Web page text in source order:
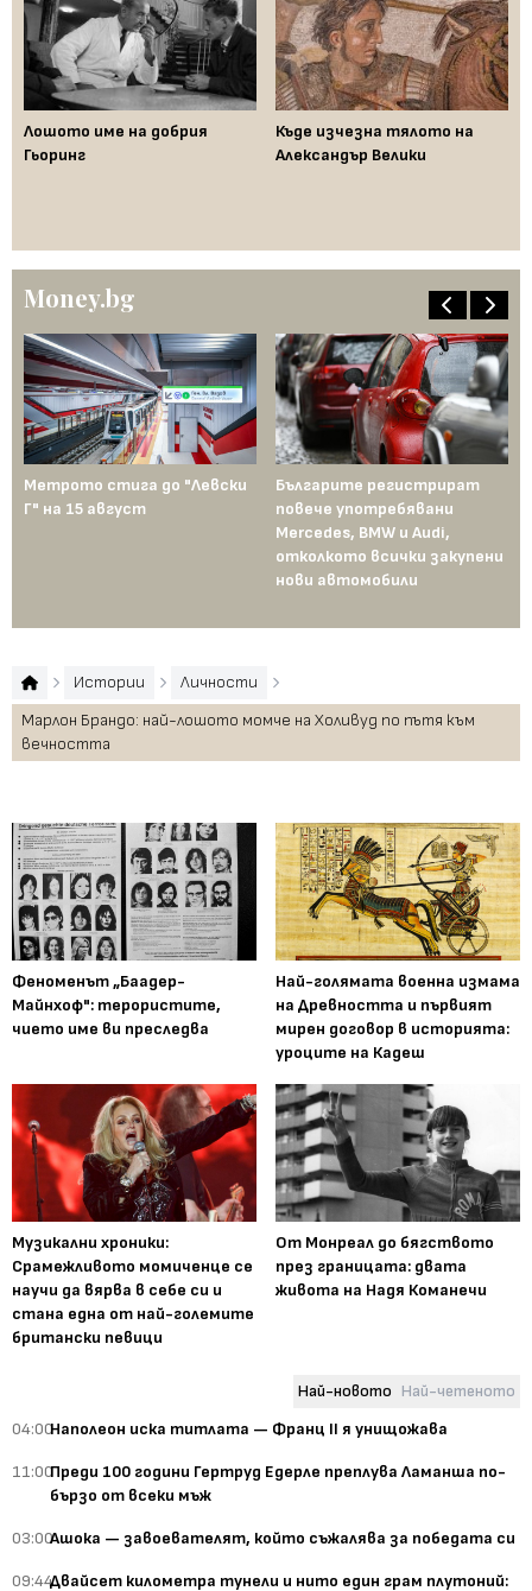
Лошото име на добрия
Гьоринг
Къде изчезна тялото на
Александър Велики
Money.bg
Метрото стига до "Левски
Г" на 15 август
Българите регистрират
повече употребявани
Mercedes, BMW и Audi,
отколкото всички закупени
нови автомобили
Истории
Личности
Марлон Брандо: най-лошото момче на Холивуд по пътя към
вечността
Феноменът „Баадер-
Майнхоф": терористите,
чието име ви преследва
Най-голямата военна измама
на Древността и първият
мирен договор в историята:
уроците на Кадеш
Музикални хроники:
Срамежливото момиченце се
научи да вярва в себе си и
стана една от най-големите
британски певици
От Монреал до бягството
през границата: двата
живота на Надя Команечи
Най-новото Най-четеното
04:00Наполеон иска титлата — Франц II я унищожава
11:00Преди 100 години Гертруд Едерле преплува Ламанша по-
бързо от всеки мъж
03:00Ашока — завоевателят, който съжалява за победата си
09:44Двайсет километра тунели и нито един грам плутоний: